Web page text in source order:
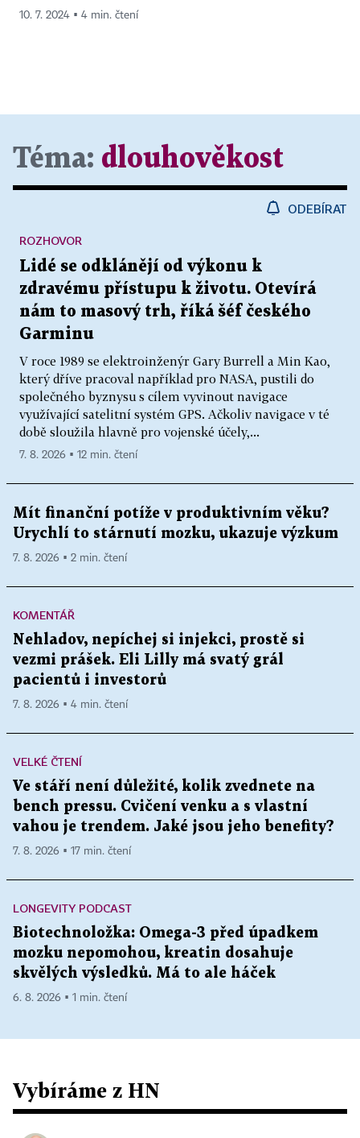
10. 7. 2024 ▪ 4 min. čtení
Téma: dlouhověkost
ODEBÍRAT
Lidé se odklánějí od výkonu k
zdravému přístupu k životu. Otevírá
nám to masový trh, říká šéf českého
Garminu
V roce 1989 se elektroinženýr Gary Burrell a Min Kao,
který dříve pracoval například pro NASA, pustili do
společného byznysu s cílem vyvinout navigace
využívající satelitní systém GPS. Ačkoliv navigace v té
době sloužila hlavně pro vojenské účely,...
ROZHOVOR
7. 8. 2026 ▪ 12 min. čtení
Mít finanční potíže v produktivním věku?
Urychlí to stárnutí mozku, ukazuje výzkum
7. 8. 2026 ▪ 2 min. čtení
KOMENTÁŘ
Nehladov, nepíchej si injekci, prostě si
vezmi prášek. Eli Lilly má svatý grál
pacientů i investorů
7. 8. 2026 ▪ 4 min. čtení
VELKÉ ČTENÍ
Ve stáří není důležité, kolik zvednete na
bench pressu. Cvičení venku a s vlastní
vahou je trendem. Jaké jsou jeho benefity?
7. 8. 2026 ▪ 17 min. čtení
LONGEVITY PODCAST
Biotechnoložka: Omega-3 před úpadkem
mozku nepomohou, kreatin dosahuje
skvělých výsledků. Má to ale háček
6. 8. 2026 ▪ 1 min. čtení
Vybíráme z HN